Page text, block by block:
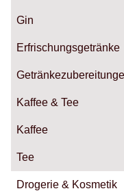
Gin
Erfrischungsgetränke
Kaffee & Tee
Kaffee
Tee
Drogerie & Kosmetik